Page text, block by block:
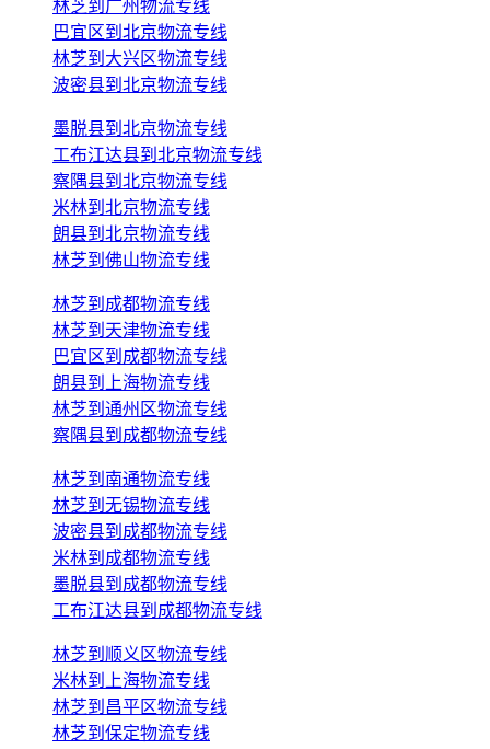
林芝到广州物流专线
巴宜区到北京物流专线
林芝到大兴区物流专线
波密县到北京物流专线
墨脱县到北京物流专线
工布江达县到北京物流专线
察隅县到北京物流专线
米林到北京物流专线
朗县到北京物流专线
林芝到佛山物流专线
林芝到成都物流专线
林芝到天津物流专线
巴宜区到成都物流专线
朗县到上海物流专线
林芝到通州区物流专线
察隅县到成都物流专线
林芝到南通物流专线
林芝到无锡物流专线
波密县到成都物流专线
米林到成都物流专线
墨脱县到成都物流专线
工布江达县到成都物流专线
林芝到顺义区物流专线
米林到上海物流专线
林芝到昌平区物流专线
林芝到保定物流专线